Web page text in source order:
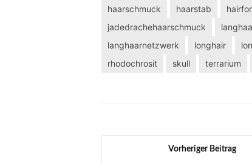
haarschmuck
haarstab
jadedrachehaarschmuck
langhaarnetzwerk
longhair
rhodochrosit
skull terrarium
Vorheriger Beitrag